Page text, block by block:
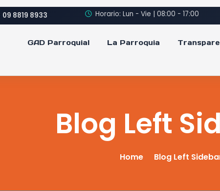
09 8819 8933 Horario: Lun - Vie | 08:00 - 17:00
GAD Parroquial La Parroquia
Blog Left
Home Blog Left